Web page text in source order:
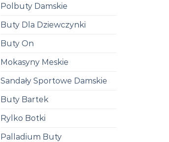
Polbuty Damskie
Buty Dla Dziewczynki
Buty On
Mokasyny Meskie
Sandały Sportowe Damskie
Buty Bartek
Rylko Botki
Palladium Buty